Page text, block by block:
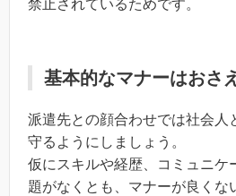
禁止されているためです。
基本的なマナーはおさ
派遣先との顔合わせでは社会人
守るようにしましょう。
仮にスキルや経歴、コミュニケ
題がなくとも、マナーが良くな